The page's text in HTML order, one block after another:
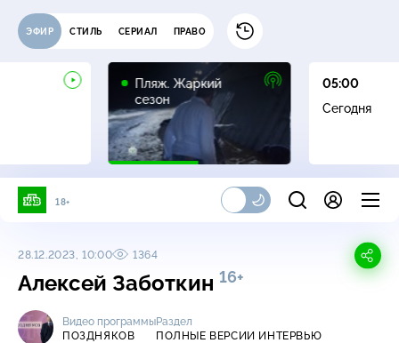
ЭФИР СТИЛЬ СЕРИАЛ ПРАВО
Пляж. Жаркий
сезон
16+
05:00
Сегодня
18+
28.12.2023, 10:00 1364
Алексей Заботкин 16+
Видео программы
ПОЗДНЯКОВ
Раздел
ПОЛНЫЕ ВЕРСИИ ИНТЕРВЬЮ